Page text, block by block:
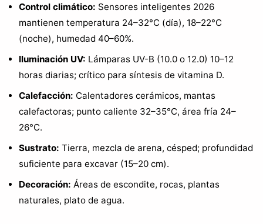
Control climático: Sensores inteligentes 2026
mantienen temperatura 24–32°C (día), 18–22°C
(noche), humedad 40–60%.
Iluminación UV: Lámparas UV-B (10.0 o 12.0) 10–12
horas diarias; crítico para síntesis de vitamina D.
Calefacción: Calentadores cerámicos, mantas
calefactoras; punto caliente 32–35°C, área fría 24–
26°C.
Sustrato: Tierra, mezcla de arena, césped; profundidad
suficiente para excavar (15–20 cm).
Decoración: Áreas de escondite, rocas, plantas
naturales, plato de agua.